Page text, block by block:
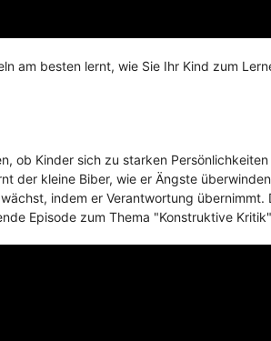
am besten lernt, wie Sie Ihr Kind zum
ob Kinder sich zu starken
der kleine Biber, wie er Ängste
indem er Verantwortung übernimmt.
Episode zum Thema "Konstruktive